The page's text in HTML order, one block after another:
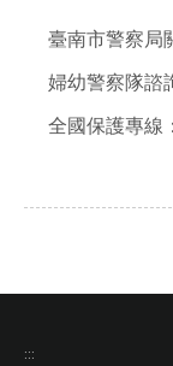
臺南市警察局
婦幼警察隊諮
全國保護專線
:::